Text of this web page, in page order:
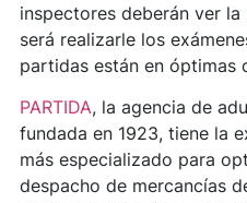
inspectores deberán ver
será realizarle los
partidas están en óptimas
PARTIDA, la agencia de
fundada en 1923, tiene la
más especializado para
despacho de mercancías